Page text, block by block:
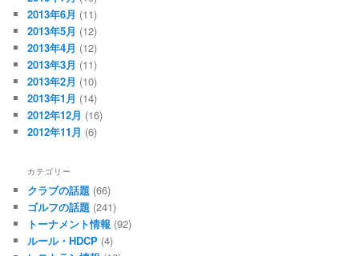
2013年6月 (11)
2013年5月 (12)
2013年4月 (12)
2013年3月 (11)
2013年2月 (10)
2013年1月 (14)
2012年12月 (16)
2012年11月 (6)
カテゴリー
クラブの話題 (66)
ゴルフの話題 (241)
トーナメント情報 (92)
ルール・HDCP (4)